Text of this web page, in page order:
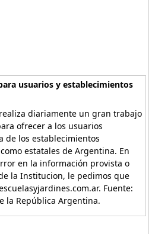
usuarios y establecimientos
diariamente un gran trabajo
ofrecer a los usuarios
de los establecimientos
estatales de Argentina. En
en la información provista o
la Institucion, le pedimos que
Fuente:
la República Argentina.